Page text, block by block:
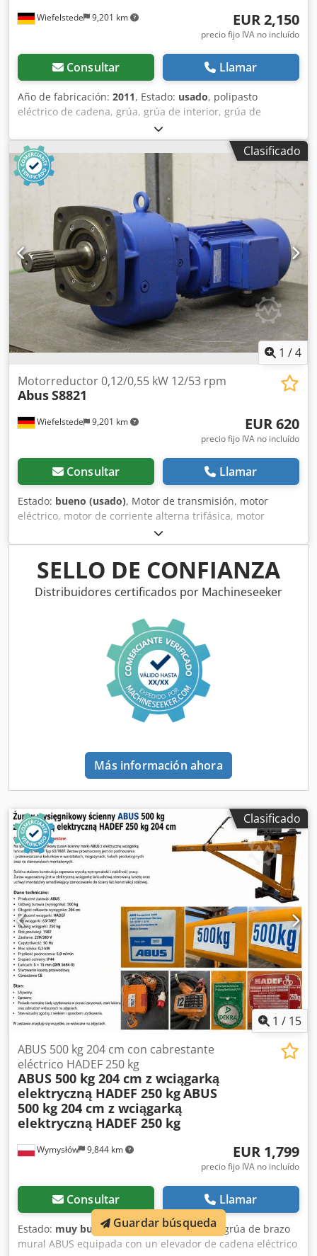
Wiefelstede 9,201 km EUR 2,150
precio fijo IVA no incluído
Consultar Llamar
Año de fabricación: 2011, Estado: usado, polipasto
eléctrico de cadena, grúa, grúa de interior, grúa de
montaje, carro manual, carro desplazable, carro grúa,
carro grúa, carro grúa, grúa cangrejo -Fabricante: Abus,
polipasto eléctrico de cadena con carro motorizado -
Polipasto de cadena: Abus tipo GM4- Capacidad de carga
1000 kg -Pinza principal: 5 m/min -Carrera fina: 1,3 m/min -
Longitud de la cadena: 3,3 m -Carro eléctrico: Abus EF14 -
Ancho de viga: máx. 340 mm -Dimensiones: ver foto dibujo
técnico -Accesorios eléctricos: cable de conexión ver fotos
Codjt E D Hcepfx Afhsrf -Dimensiones de transporte:
900/700/H340 mm -Peso: 63 kg
Clasificado
1 /4
Wiefelstede 9,201 km
Motorreductor 0,12/0,55 kW 12/53 rpm
AbusS8821
EUR 620
precio fijo IVA no incluído
Consultar Llamar
Estado: bueno (usado), Motor de transmisión, motor
eléctrico, motor de corriente alterna trifásica, motor
eléctrico de transmisión -Potencia: 0,1/0,75 kW -Velocidad:
12/53 rpm -Tensión: 380 V -Tipo de construcción: B3
Csdpsfc T Tfjfx Afhjrf -Eje: Ø 39/50 mm / Ø 35/80 mm -
Grado de protección: IP54/55 -Freno: 1,8 Nm -Cantidad: 1
unidad -Dimensiones: 760/220/A265 mm -Peso: 51 kg
SELLO DE CONFIANZA
Distribuidores certificados por Machineseeker
Más información ahora
Clasificado
1 / 15
Wymysłów 9,844 km
ABUS 500 kg 204 cm con cabrestante
eléctrico HADEF 250 kg
ABUS 500 kg 204 cm z wciągarką
elektryczną HADEF 250 kgABUS
500 kg 204 cm z wciągarką
elektryczną HADEF 250 kg
EUR 1,799
precio fijo IVA no incluído
Consultar Llamar
Estado: muy bueno (usado), Se vende una grúa de brazo
mural ABUS equipada con un elevador de cadena eléctrico
Guardar búsqueda